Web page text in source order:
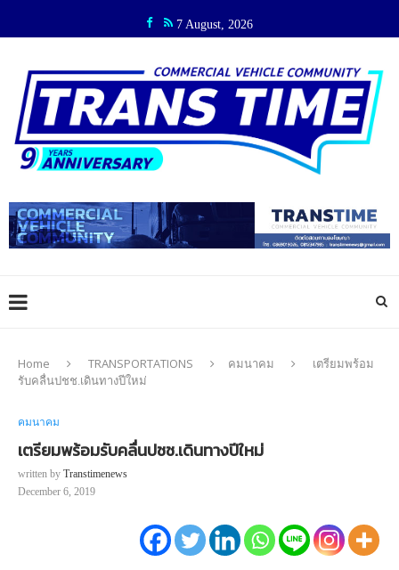
7 August, 2026
Home TRANSPORTATIONS คมนาคม
เตรียมพร้อม
รับคลื่นปชช.เดินทางปีใหม่
คมนาคม
เตรียมพร้อมรับคลื่นปชช.เดินทางปีใหม่
written by Transtimenews
December 6, 2019